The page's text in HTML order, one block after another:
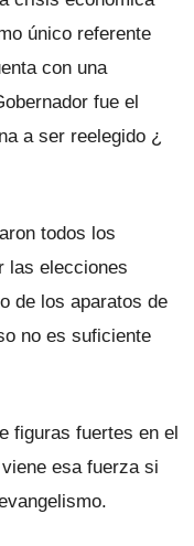
único referente
con una
fue el
a ser reelegido ¿
todos los
las elecciones
de los aparatos de
no es suficiente
figuras fuertes en el
esa fuerza si